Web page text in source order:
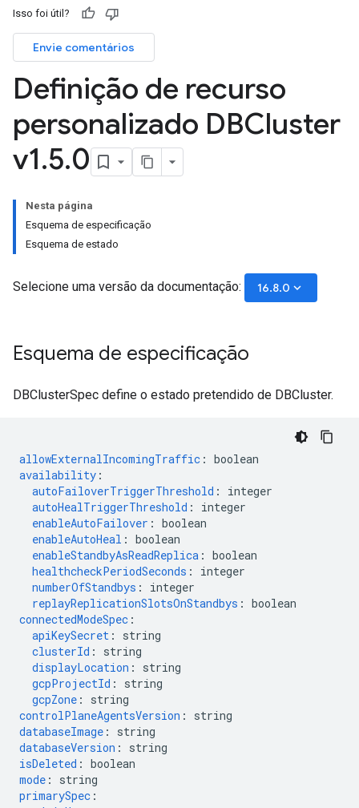
Isso foi útil?
Envie comentários
Definição de recurso
personalizado DBCluster
v1.5.0
Nesta página
Esquema de especificação
Esquema de estado
Selecione uma versão da documentação: 16.8.0 keyboard_arrow_down
Esquema de especificação
DBClusterSpec define o estado pretendido de DBCluster.
allowExternalIncomingTraffic : boolean
availability :
autoFailoverTriggerThreshold :
integer
autoHealTriggerThreshold :
integer
enableAutoFailover : boolean
enableAutoHeal : boolean
enableStandbyAsReadReplica : boolean
healthcheckPeriodSeconds :
integer
numberOfStandbys :
integer
replayReplicationSlotsOnStandbys : boolean
connectedModeSpec :
apiKeySecret :
string
clusterId :
string
displayLocation :
string
gcpProjectId :
string
gcpZone :
string
controlPlaneAgentsVersion :
string
databaseImage :
string
databaseVersion :
string
isDeleted : boolean
mode :
string
primarySpec :